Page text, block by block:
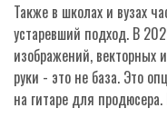
Также в школах и вузах
устаревший подход. В
изображений, векторных
руки - это не база. Это
на гитаре для